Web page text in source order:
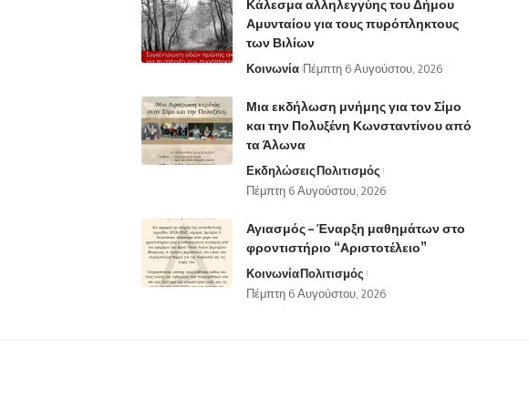
Κάλεσμα αλληλεγγύης του Δήμου
Αμυνταίου για τους πυρόπληκτους
των Βιλίων
Κοινωνία Πέμπτη 6 Αυγούστου, 2026
Μια εκδήλωση μνήμης για τον Σίμο
και την Πολυξένη Κωνσταντίνου από
τα Άλωνα
ΕκδηλώσειςΠολιτισμός
Πέμπτη 6 Αυγούστου, 2026
Αγιασμός – Έναρξη μαθημάτων στο
φροντιστήριο “Αριστοτέλειο”
ΚοινωνίαΠολιτισμός
Πέμπτη 6 Αυγούστου, 2026